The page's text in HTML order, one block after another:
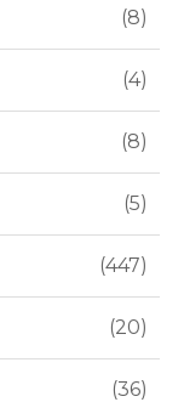
8
4
8
5
447
20
36